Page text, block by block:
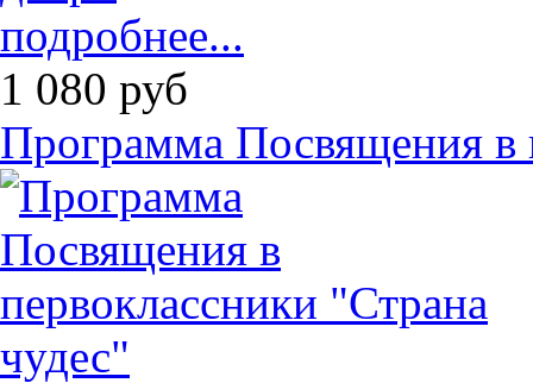
подробнее...
1 080 руб
Программа Посвящения в